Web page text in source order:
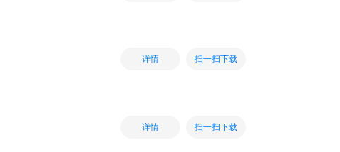
详情 扫一扫下载
详情 扫一扫下载